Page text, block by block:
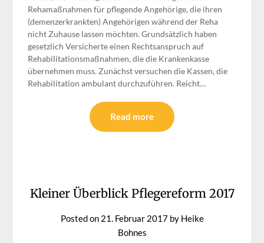
Rehamaßnahmen für pflegende Angehörige, die ihren
(demenzerkrankten) Angehörigen während der Reha
nicht Zuhause lassen möchten. Grundsätzlich haben
gesetzlich Versicherte einen Rechtsanspruch auf
Rehabilitationsmaßnahmen, die die Krankenkasse
übernehmen muss. Zunächst versuchen die Kassen, die
Rehabilitation ambulant durchzuführen. Reicht…
Read more
Kleiner Überblick Pflegereform 2017
Posted on 21. Februar 2017by Heike
Bohnes